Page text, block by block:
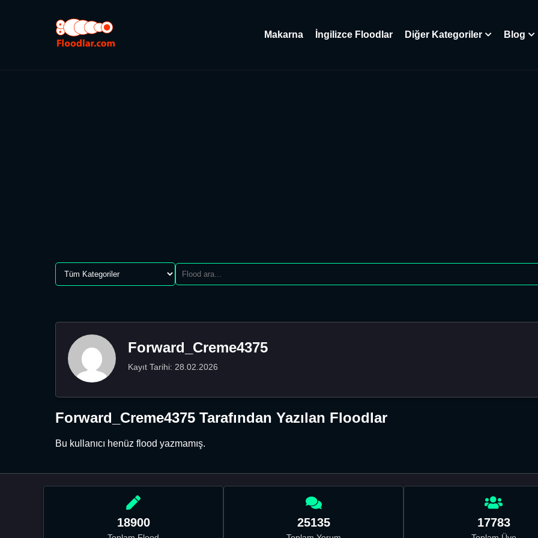
Makarna İngilizce Floodlar Diğer Kategoriler Blog
Forward_Creme4375
Kayıt Tarihi: 28.02.2026
Forward_Creme4375 Tarafından Yazılan Floodlar
Bu kullanıcı henüz flood yazmamış.
18900 25135 17783